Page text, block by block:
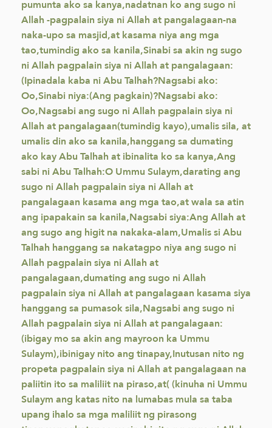
pumunta ako sa kanya,nadatnan ko ang sugo ni
Allah -pagpalain siya ni Allah at pangalagaan-na
naka-upo sa masjid,at kasama niya ang mga
tao,tumindig ako sa kanila,Sinabi sa akin ng sugo
ni Allah pagpalain siya ni Allah at pangalagaan:
(Ipinadala kaba ni Abu Talhah?Nagsabi ako:
Oo,Sinabi niya:(Ang pagkain)?Nagsabi ako:
Oo,Nagsabi ang sugo ni Allah pagpalain siya ni
Allah at pangalagaan(tumindig kayo),umalis sila, at
umalis din ako sa kanila,hanggang sa dumating
ako kay Abu Talhah at ibinalita ko sa kanya,Ang
sabi ni Abu Talhah:O Ummu Sulaym,darating ang
sugo ni Allah pagpalain siya ni Allah at
pangalagaan kasama ang mga tao,at wala sa atin
ang ipapakain sa kanila,Nagsabi siya:Ang Allah at
ang sugo ang higit na nakaka-alam,Umalis si Abu
Talhah hanggang sa nakatagpo niya ang sugo ni
Allah pagpalain siya ni Allah at
pangalagaan,dumating ang sugo ni Allah
pagpalain siya ni Allah at pangalagaan kasama siya
hanggang sa pumasok sila,Nagsabi ang sugo ni
Allah pagpalain siya ni Allah at pangalagaan:
(ibigay mo sa akin ang mayroon ka Ummu
Sulaym),ibinigay nito ang tinapay,Inutusan nito ng
propeta pagpalain siya ni Allah at pangalagaan na
paliitin ito sa maliliit na piraso,at( (kinuha ni Ummu
Sulaym ang katas nito na lumabas mula sa taba
upang ihalo sa mga maliliit ng pirasong